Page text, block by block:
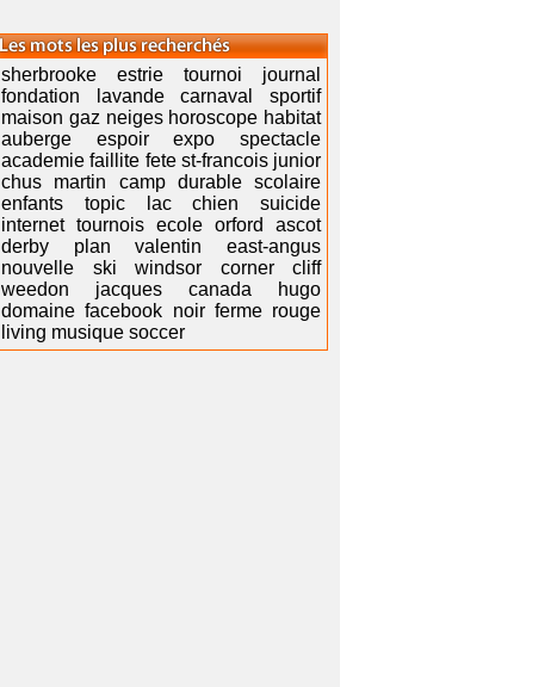
sherbrooke estrie tournoi journal
fondation lavande carnaval sportif
maison gaz neiges horoscope habitat
auberge espoir expo spectacle
academie faillite fete st-francois junior
chus martin camp durable scolaire
enfants topic lac chien suicide
internet tournois ecole orford ascot
derby plan valentin east-angus
nouvelle ski windsor corner cliff
weedon jacques canada hugo
domaine facebook noir ferme rouge
living musique soccer